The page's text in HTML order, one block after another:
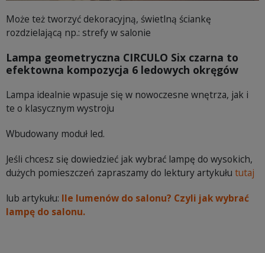
Może też tworzyć dekoracyjną, świetlną ściankę
rozdzielającą np.: strefy w salonie
Lampa geometryczna CIRCULO Six czarna to
efektowna kompozycja 6 ledowych okręgów
Lampa idealnie wpasuje się w nowoczesne wnętrza, jak i
te o klasycznym wystroju
Wbudowany moduł led.
Jeśli chcesz się dowiedzieć jak wybrać lampę do wysokich,
dużych pomieszczeń zapraszamy do lektury artykułu tutaj
lub artykułu: Ile lumenów do salonu? Czyli jak wybrać
lampę do salonu.